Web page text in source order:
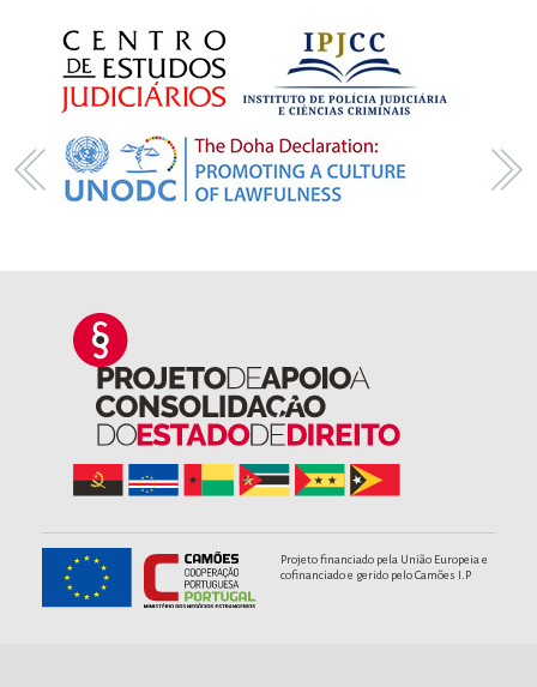
Projeto financiado pela União Europeia e
cofinanciado e gerido pelo Camões I.P